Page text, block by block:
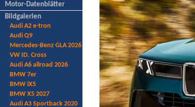
Motor-Datenblätter
Bildgalerien
Audi A2 e-tron
Audi Q9
Mercedes-Benz GLA 2026
VW ID. Cross
Audi A6 allroad 2026
BMW 7er
BMW iX5
BMW X5 2027
Audi A3 Sportback 2020